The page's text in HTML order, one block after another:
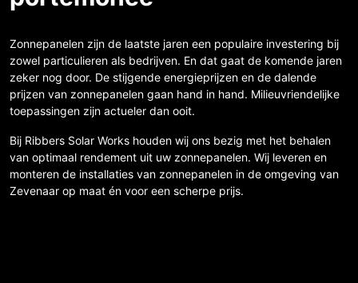
Zonnepanelen zijn de laatste jaren een populaire investering bij
zowel particulieren als bedrijven. En dat gaat de komende jaren
zeker nog door. De stijgende energieprijzen en de dalende
prijzen van zonnepanelen gaan hand in hand. Milieuvriendelijke
toepassingen zijn actueler dan ooit.
Bij Ribbers Solar Works houden wij ons bezig met het behalen
van optimaal rendement uit uw zonnepanelen. Wij leveren en
monteren de installaties van zonnepanelen in de omgeving van
Zevenaar op maat én voor een scherpe prijs.